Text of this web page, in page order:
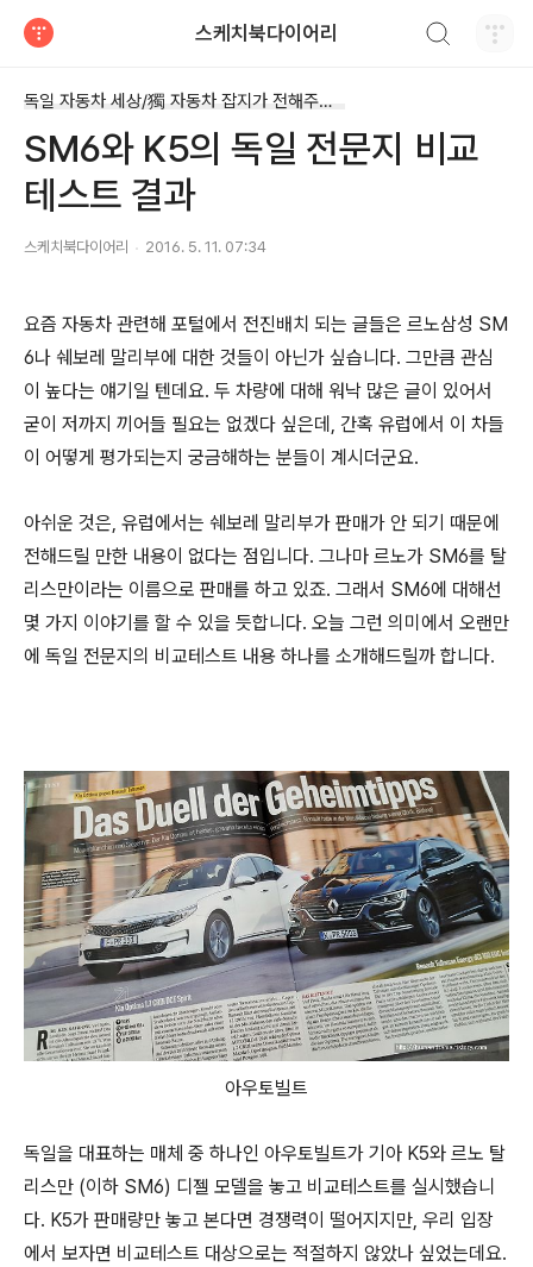
스케치북다이어리
독일 자동차 세상/獨 자동차 잡지가 전해주는 최신 소식과 비교평가기
SM6와 K5의 독일 전문지 비교
테스트 결과
스케치북다이어리 2016. 5. 11. 07:34
요즘 자동차 관련해 포털에서 전진배치 되는 글들은 르노삼성 SM
6나 쉐보레 말리부에 대한 것들이 아닌가 싶습니다. 그만큼 관심
이 높다는 얘기일 텐데요. 두 차량에 대해 워낙 많은 글이 있어서
굳이 저까지 끼어들 필요는 없겠다 싶은데, 간혹 유럽에서 이 차들
이 어떻게 평가되는지 궁금해하는 분들이 계시더군요.
아쉬운 것은, 유럽에서는 쉐보레 말리부가 판매가 안 되기 때문에
전해드릴 만한 내용이 없다는 점입니다. 그나마 르노가 SM6를 탈
리스만이라는 이름으로 판매를 하고 있죠. 그래서 SM6에 대해선
몇 가지 이야기를 할 수 있을 듯합니다. 오늘 그런 의미에서 오랜만
에 독일 전문지의 비교테스트 내용 하나를 소개해드릴까 합니다.
아우토빌트
독일을 대표하는 매체 중 하나인 아우토빌트가 기아 K5와 르노 탈
리스만 (이하 SM6) 디젤 모델을 놓고 비교테스트를 실시했습니
다. K5가 판매량만 놓고 본다면 경쟁력이 떨어지지만, 우리 입장
에서 보자면 비교테스트 대상으로는 적절하지 않았나 싶었는데요.